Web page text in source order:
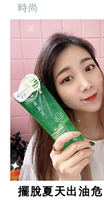
時尚
擺脫夏天出油